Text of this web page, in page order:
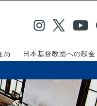
局 日本基督教団への献金